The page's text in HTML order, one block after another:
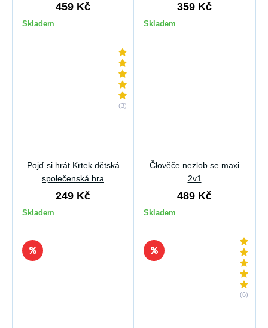
459 Kč
Skladem
359 Kč
Skladem
(3)
Pojď si hrát Krtek dětská
společenská hra
249 Kč
Skladem
Člověče nezlob se maxi
2v1
489 Kč
Skladem
(6)